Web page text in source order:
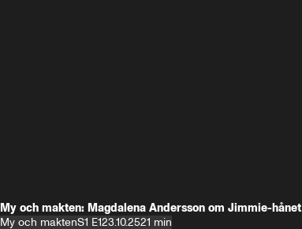
My och makten: Magdalena Andersson om Jimmie-hånet
My och maktenS1 E123.10.2521 min